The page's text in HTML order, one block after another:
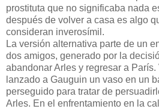
prostituta que no significaba nada
después de volver a casa es algo
consideran inverosímil.
La versión alternativa parte de un
dos amigos, generado por la
abandonar Arles y regresar a
lanzado a Gauguin un vaso en un
perseguido para tratar de
Arles. En el enfrentamiento en la